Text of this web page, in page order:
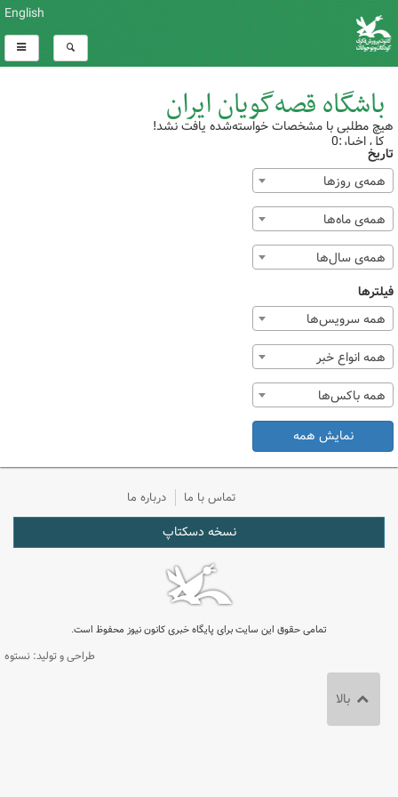
English
باشگاه قصه‌گویان ایران
کل اخبار:0
هیچ مطلبی با مشخصات خواسته‌شده یافت نشد!
تاریخ
همه‌ی روزها
همه‌ی ماه‌ها
همه‌ی سال‌ها
فیلترها
همه سرویس‌ها
همه انواع خبر
همه باکس‌ها
نمایش همه
تماس با ما درباره ما
نسخه دسکتاپ
تمامی حقوق این سایت برای پایگاه خبری کانون نیوز محفوظ است.
طراحی و تولید: نستوه
بالا